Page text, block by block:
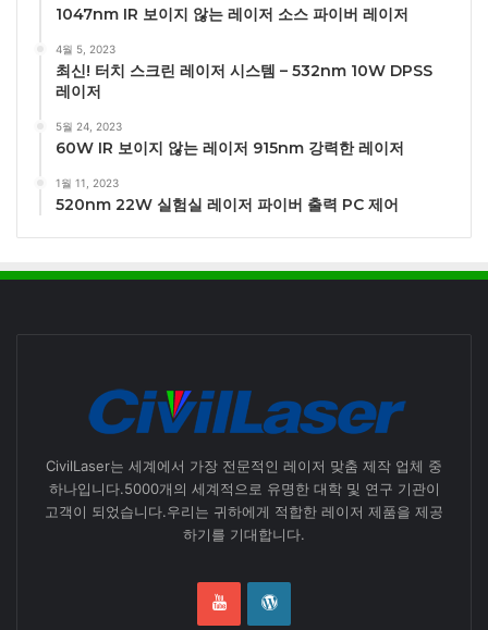
1047nm IR 보이지 않는 레이저 소스 파이버 레이저
4월 5, 2023
최신! 터치 스크린 레이저 시스템 – 532nm 10W DPSS
레이저
5월 24, 2023
60W IR 보이지 않는 레이저 915nm 강력한 레이저
1월 11, 2023
520nm 22W 실험실 레이저 파이버 출력 PC 제어
CivilLaser는 세계에서 가장 전문적인 레이저 맞춤 제작 업체 중
하나입니다.5000개의 세계적으로 유명한 대학 및 연구 기관이
고객이 되었습니다.우리는 귀하에게 적합한 레이저 제품을 제공
하기를 기대합니다.